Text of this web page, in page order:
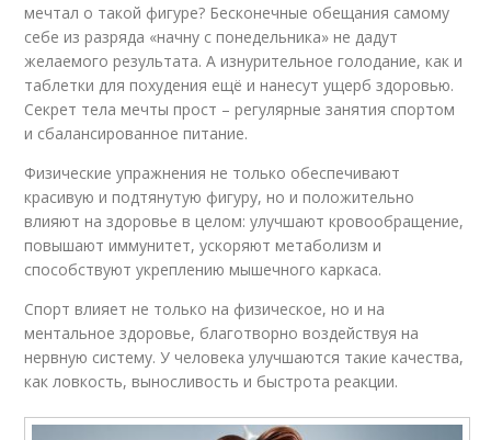
мечтал о такой фигуре? Бесконечные обещания самому
себе из разряда «начну с понедельника» не дадут
желаемого результата. А изнурительное голодание, как и
таблетки для похудения ещё и нанесут ущерб здоровью.
Секрет тела мечты прост – регулярные занятия спортом
и сбалансированное питание.
Физические упражнения не только обеспечивают
красивую и подтянутую фигуру, но и положительно
влияют на здоровье в целом: улучшают кровообращение,
повышают иммунитет, ускоряют метаболизм и
способствуют укреплению мышечного каркаса.
Спорт влияет не только на физическое, но и на
ментальное здоровье, благотворно воздействуя на
нервную систему. У человека улучшаются такие качества,
как ловкость, выносливость и быстрота реакции.